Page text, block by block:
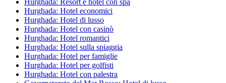
Hurghada: Resort e hotel con spa
Hurghada: Hotel economici
Hurghada: Hotel di lusso
Hurghada: Hotel con casinò
Hurghada: Hotel romantici
Hurghada: Hotel sulla spiaggia
Hurghada: Hotel per famiglie
Hurghada: Hotel per golfisti
Hurghada: Hotel con palestra